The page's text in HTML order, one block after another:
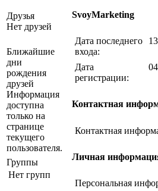
Друзья
Нет друзей
Ближайшие
дни
рождения
друзей
Информация
доступна
только на
странице
текущего
пользователя.
Группы
Нет групп
SvoyMarketing
Дата последнего
входа:
Дата
регистрации:
Контактная
Контактная
Личная
Персональная